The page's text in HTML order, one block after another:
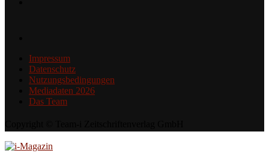
Impressum
Datenschutz
Nutzungsbedingungen
Mediadaten 2026
Das Team